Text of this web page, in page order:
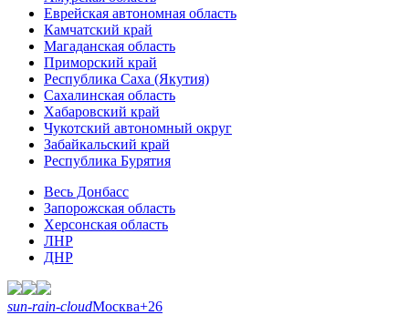
Еврейская автономная область
Камчатский край
Магаданская область
Приморский край
Республика Саха (Якутия)
Сахалинская область
Хабаровский край
Чукотский автономный округ
Забайкальский край
Республика Бурятия
Весь Донбасс
Запорожская область
Херсонская область
ЛНР
ДНР
sun-rain-cloudМосква+26